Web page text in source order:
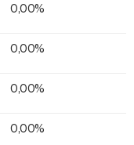
0,00%
0,00%
0,00%
0,00%